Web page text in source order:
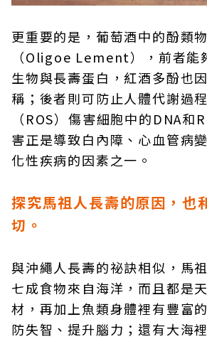
更重要的是，葡萄酒中的酚類
（Oligoe Lement），前者能
生物與長壽蛋白，紅酒多酚也
稱；後者則可防止人體代謝過
（ROS）傷害細胞中的DNA
害正是導致白內障、心血管病
化性疾病的因素之一。
探究馬祖人長壽的原因，也
切。
與沖繩人長壽的祕訣相似，馬
七成食物來自海洋，而且都是
材，再加上魚類身體裡有豐富
防失智、提升腦力；還有大海